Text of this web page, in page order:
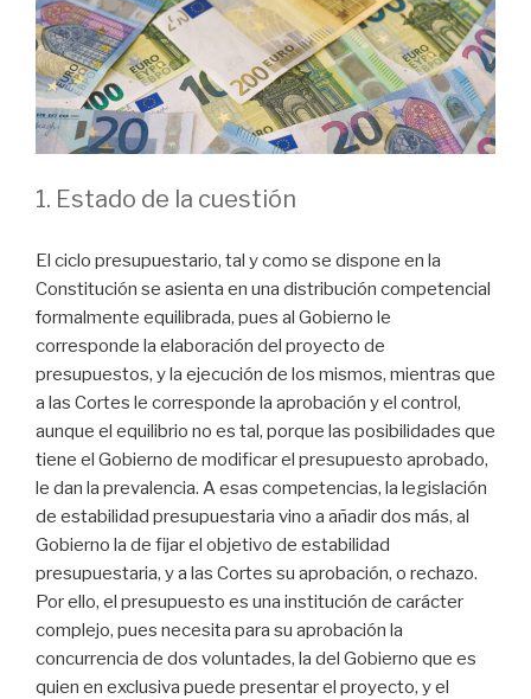
fútbol
y
la
aplicación
de
la
sobre
de
operaciones
vinculadas:
la
Resolución
del
TEAC
de
25
de
septiembre
de
2024
(R.G.
00/08823/2021)»
1. Estado de la cuestión
El ciclo presupuestario, tal y como se dispone en la
Constitución se asienta en una distribución competencial
formalmente equilibrada, pues al Gobierno le
corresponde la elaboración del proyecto de
presupuestos, y la ejecución de los mismos, mientras que
a las Cortes le corresponde la aprobación y el control,
aunque el equilibrio no es tal, porque las posibilidades que
tiene el Gobierno de modificar el presupuesto aprobado,
le dan la prevalencia. A esas competencias, la legislación
de estabilidad presupuestaria vino a añadir dos más, al
Gobierno la de fijar el objetivo de estabilidad
presupuestaria, y a las Cortes su aprobación, o rechazo.
Por ello, el presupuesto es una institución de carácter
complejo, pues necesita para su aprobación la
concurrencia de dos voluntades, la del Gobierno que es
quien en exclusiva puede presentar el proyecto, y el